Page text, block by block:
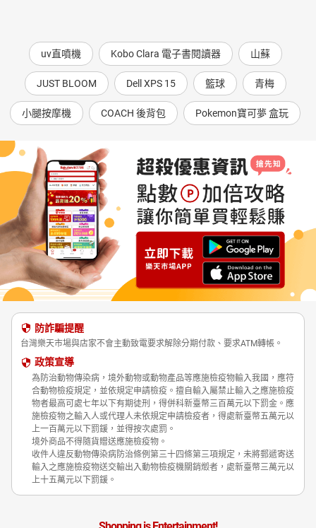
uv直噴機 Kobo Clara 電子書閱讀器 山蘇
JUST BLOOM Dell XPS 15 籃球 青梅
小腿按摩機 COACH 後背包 Pokemon寶可夢 盒玩
防詐騙提醒
台灣樂天市場與店家不會主動致電要求解除分期付款、要求ATM轉帳。
政策宣導
為防治動物傳染病，境外動物或動物產品等應施檢疫物輸入我國，應符
合動物檢疫規定，並依規定申請檢疫。擅自輸入屬禁止輸入之應施檢疫
物者最高可處七年以下有期徒刑，得併科新臺幣三百萬元以下罰金。應
施檢疫物之輸入人或代理人未依規定申請檢疫者，得處新臺幣五萬元以
上一百萬元以下罰鍰，並得按次處罰。
境外商品不得隨貨贈送應施檢疫物。
收件人違反動物傳染病防治條例第三十四條第三項規定，未將郵遞寄送
輸入之應施檢疫物送交輸出入動物檢疫機關銷燬者，處新臺幣三萬元以
上十五萬元以下罰鍰。